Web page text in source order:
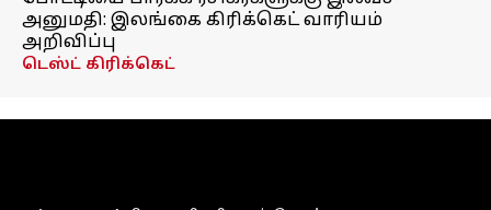
அனுமதி: இலங்கை கிரிக்கெட் வாரியம்
அறிவிப்பு
டெஸ்ட் கிரிக்கெட்